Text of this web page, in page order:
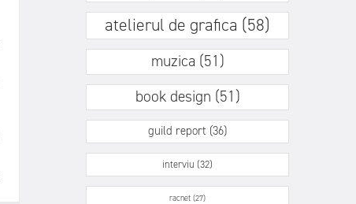
atelierul de grafica (58)
muzica (51)
book design (51)
guild report (36)
interviu (32)
racnet (27)